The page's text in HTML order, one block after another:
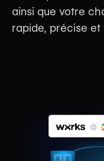
ainsi que votre
rapide, précise
↓ EN SAVOIR